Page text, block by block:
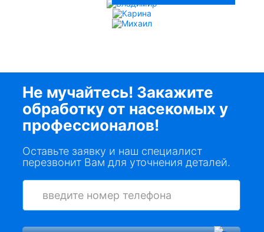
Не мучайтесь! Закажите
обработку от насекомых у
профессионалов!
Оставьте заявку и наш специалист
перезвонит Вам для уточнения деталей.